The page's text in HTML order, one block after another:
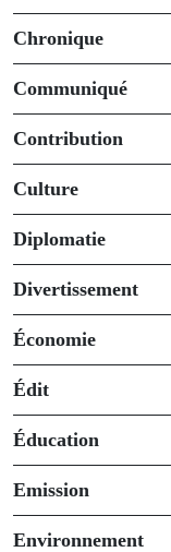
Chronique
Communiqué
Contribution
Culture
Diplomatie
Divertissement
Économie
Édit
Éducation
Emission
Environnement